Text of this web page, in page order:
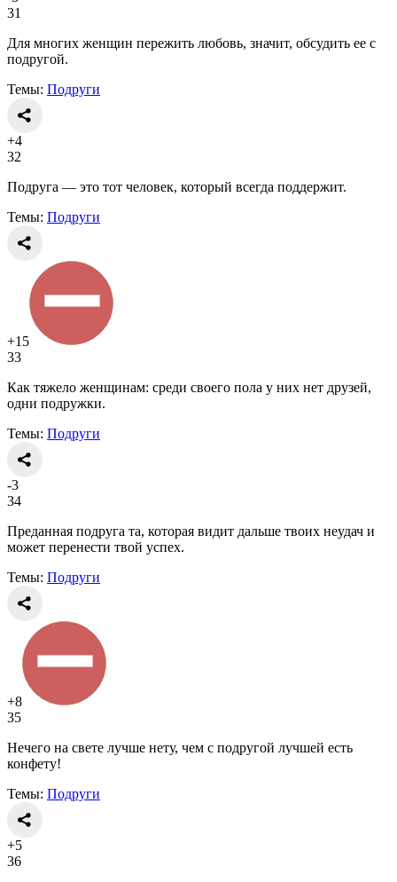
31
Для многих женщин пережить любовь, значит, обсудить ее с
подругой.
Темы: Подруги
+4
32
Подруга — это тот человек, который всегда поддержит.
Темы: Подруги
+15
33
Как тяжело женщинам: среди своего пола у них нет друзей,
одни подружки.
Темы: Подруги
-3
34
Преданная подруга та, которая видит дальше твоих неудач и
может перенести твой успех.
Темы: Подруги
+8
35
Нечего на свете лучше нету, чем с подругой лучшей есть
конфету!
Темы: Подруги
+5
36